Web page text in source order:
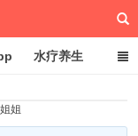
水疗养生
姐